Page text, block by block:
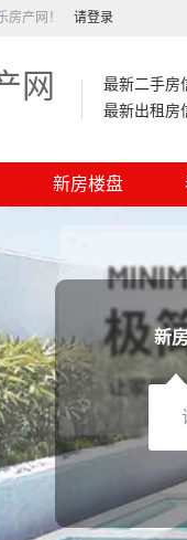
房产网！ 请登录
网
最新二手房
最新出租房
新房楼盘
新